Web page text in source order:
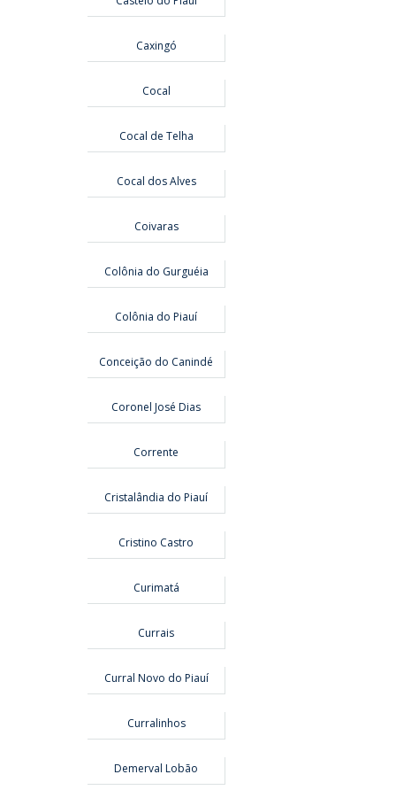
Caxingó
Cocal
Cocal de Telha
Cocal dos Alves
Coivaras
Colônia do Gurguéia
Colônia do Piauí
Conceição do Canindé
Coronel José Dias
Corrente
Cristalândia do Piauí
Cristino Castro
Curimatá
Currais
Curral Novo do Piauí
Curralinhos
Demerval Lobão